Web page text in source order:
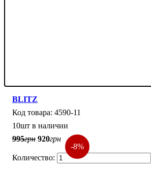
BLITZ
4590-11
10шт в наличии
-8%
995грн 920грн